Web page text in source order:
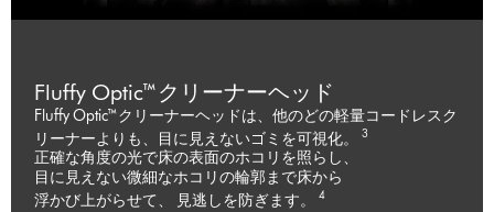
Fluffy Optic™クリーナーヘッド
Fluffy Optic™クリーナーヘッドは、他のどの軽量コードレスク
リーナーよりも、目に見えないゴミを可視化。3
正確な角度の光で床の表面のホコリを照らし、
目に見えない微細なホコリの輪郭まで床から
浮かび上がらせて、 見逃しを防ぎます。4